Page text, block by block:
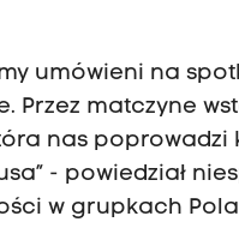
umówieni na
Przez matczyne
nas
- powiedział
w grupkach